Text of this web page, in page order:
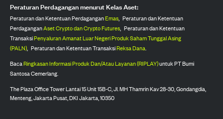
Peraturan Perdagangan menurut Kelas Aset:
Peraturan dan Ketentuan PerdaganganEmas, Peraturan dan Ketentuan
PerdaganganAset Crypto dan Crypto Futures, Peraturan dan Ketentuan
TransaksiPenyaluran Amanat Luar Negeri Produk Saham Tunggal Asing
(PALN), Peraturan dan Ketentuan TransaksiReksa Dana.
BacaRingkasan Informasi Produk Dan/Atau Layanan (RIPLAY)untuk PT Bumi
Santosa Cemerlang.
The Plaza Office Tower Lantai 15 Unit 15B-C, Jl. MH Thamrin Kav 28-30, Gondangdia,
Menteng, Jakarta Pusat, DKI Jakarta, 10350